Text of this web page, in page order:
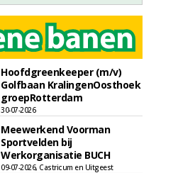
Hoofdgreenkeeper (m/v)
Golfbaan KralingenOosthoek
groepRotterdam
30-07-2026
Meewerkend Voorman
Sportvelden bij
Werkorganisatie BUCH
09-07-2026, Castricum en Uitgeest